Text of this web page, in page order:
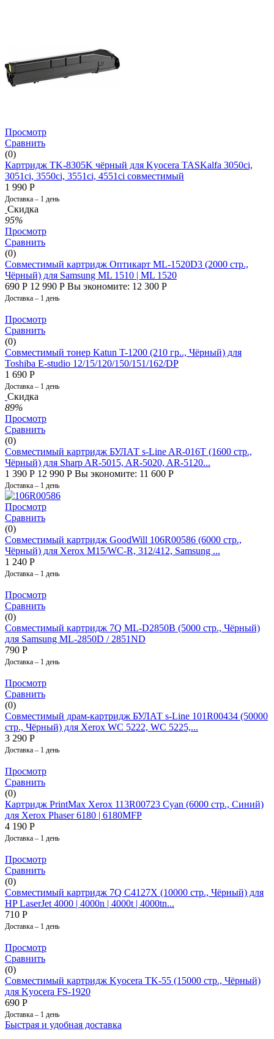
Просмотр
Сравнить
(0)
Картридж TK-8305K чёрный для Kyocera TASKalfa 3050ci,
3051ci, 3550ci, 3551ci, 4551ci совместимый
1 990 Р
Доставка – 1 день
Скидка
95%
Просмотр
Сравнить
(0)
Совместимый картридж Оптикарт ML-1520D3 (2000 стр.,
Чёрный) для Samsung ML 1510 | ML 1520
690 Р 12 990 Р Вы экономите: 12 300 Р
Доставка – 1 день
Просмотр
Сравнить
(0)
Совместимый тонер Katun T-1200 (210 гр.., Чёрный) для
Toshiba E-studio 12/15/120/150/151/162/DP
1 690 Р
Доставка – 1 день
Скидка
89%
Просмотр
Сравнить
(0)
Совместимый картридж БУЛАТ s-Line AR-016T (1600 стр.,
Чёрный) для Sharp AR-5015, AR-5020, AR-5120...
1 390 Р 12 990 Р Вы экономите: 11 600 Р
Доставка – 1 день
Просмотр
Сравнить
(0)
Совместимый картридж GoodWill 106R00586 (6000 стр.,
Чёрный) для Xerox M15/WC-R, 312/412, Samsung ...
1 240 Р
Доставка – 1 день
Просмотр
Сравнить
(0)
Совместимый картридж 7Q ML-D2850B (5000 стр., Чёрный)
для Samsung ML-2850D / 2851ND
790 Р
Доставка – 1 день
Просмотр
Сравнить
(0)
Совместимый драм-картридж БУЛАТ s-Line 101R00434 (50000
стр., Чёрный) для Xerox WC 5222, WC 5225,...
3 290 Р
Доставка – 1 день
Просмотр
Сравнить
(0)
Картридж PrintMax Xerox 113R00723 Cyan (6000 стр., Синий)
для Xerox Phaser 6180 | 6180MFP
4 190 Р
Доставка – 1 день
Просмотр
Сравнить
(0)
Совместимый картридж 7Q C4127X (10000 стр., Чёрный) для
HP LaserJet 4000 | 4000n | 4000t | 4000tn...
710 Р
Доставка – 1 день
Просмотр
Сравнить
(0)
Совместимый картридж Kyocera TK-55 (15000 стр., Чёрный)
для Kyocera FS-1920
690 Р
Доставка – 1 день
Быстрая и удобная доставка